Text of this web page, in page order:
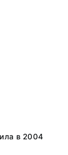
в 2004